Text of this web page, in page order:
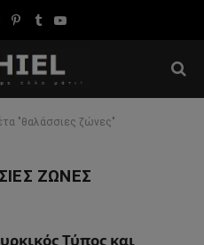
Pinterest
TumblrYouTube
"θαλάσσιες ζώνες"
ΖΏΝΕΣ
Τύπος και